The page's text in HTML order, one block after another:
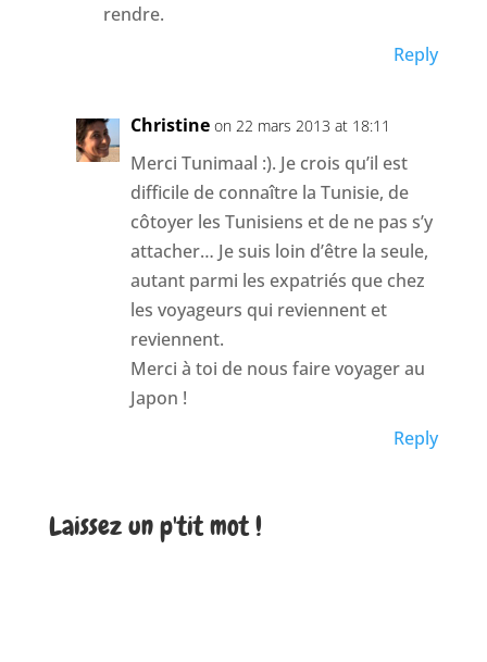
rendre.
Reply
Christine on 22 mars 2013 at 18:11
Merci Tunimaal :). Je crois qu’il est
difficile de connaître la Tunisie, de
côtoyer les Tunisiens et de ne pas s’y
attacher… Je suis loin d’être la seule,
autant parmi les expatriés que chez
les voyageurs qui reviennent et
reviennent.
Merci à toi de nous faire voyager au
Japon !
Reply
Laissez un p'tit mot !